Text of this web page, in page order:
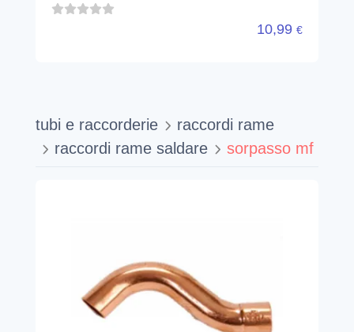
10,99 €
tubi e raccorderie
raccordi rame
raccordi rame saldare
sorpasso mf